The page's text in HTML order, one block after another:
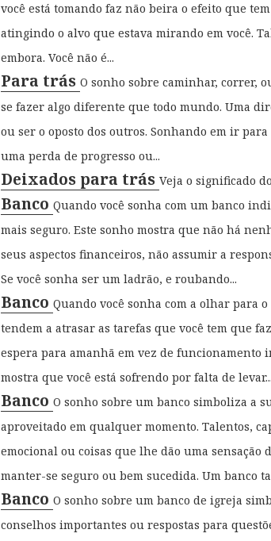
você está tomando faz não beira o efeito que
atingindo o alvo que estava mirando em você.
embora. Você não é...
Para trásO sonho sobre caminhar, correr,
se fazer algo diferente que todo mundo. Uma
ou ser o oposto dos outros. Sonhando em ir
uma perda de progresso ou...
Deixados para trásVeja o significado
BancoQuando você sonha com um banco
mais seguro. Este sonho mostra que não há
seus aspectos financeiros, não assumir a
Se você sonha ser um ladrão, e roubando...
BancoQuando você sonha com a olhar para
tendem a atrasar as tarefas que você tem que
espera para amanhã em vez de funcionamento
mostra que você está sofrendo por falta de levar...
BancoO sonho sobre um banco simboliza a
aproveitado em qualquer momento. Talentos,
emocional ou coisas que lhe dão uma sensação
manter-se seguro ou bem sucedida. Um banco
BancoO sonho sobre um banco de igreja
conselhos importantes ou respostas para